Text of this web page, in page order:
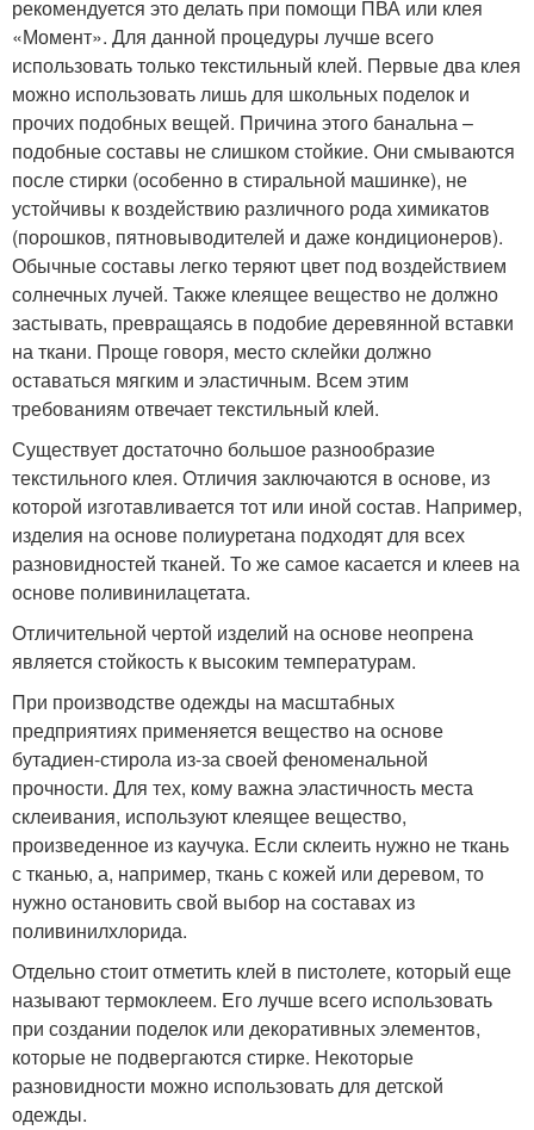
рекомендуется это делать при помощи ПВА или клея
«Момент». Для данной процедуры лучше всего
использовать только текстильный клей. Первые два клея
можно использовать лишь для школьных поделок и
прочих подобных вещей. Причина этого банальна –
подобные составы не слишком стойкие. Они смываются
после стирки (особенно в стиральной машинке), не
устойчивы к воздействию различного рода химикатов
(порошков, пятновыводителей и даже кондиционеров).
Обычные составы легко теряют цвет под воздействием
солнечных лучей. Также клеящее вещество не должно
застывать, превращаясь в подобие деревянной вставки
на ткани. Проще говоря, место склейки должно
оставаться мягким и эластичным. Всем этим
требованиям отвечает текстильный клей.
Существует достаточно большое разнообразие
текстильного клея. Отличия заключаются в основе, из
которой изготавливается тот или иной состав. Например,
изделия на основе полиуретана подходят для всех
разновидностей тканей. То же самое касается и клеев на
основе поливинилацетата.
Отличительной чертой изделий на основе неопрена
является стойкость к высоким температурам.
При производстве одежды на масштабных
предприятиях применяется вещество на основе
бутадиен-стирола из-за своей феноменальной
прочности. Для тех, кому важна эластичность места
склеивания, используют клеящее вещество,
произведенное из каучука. Если склеить нужно не ткань
с тканью, а, например, ткань с кожей или деревом, то
нужно остановить свой выбор на составах из
поливинилхлорида.
Отдельно стоит отметить клей в пистолете, который еще
называют термоклеем. Его лучше всего использовать
при создании поделок или декоративных элементов,
которые не подвергаются стирке. Некоторые
разновидности можно использовать для детской
одежды.